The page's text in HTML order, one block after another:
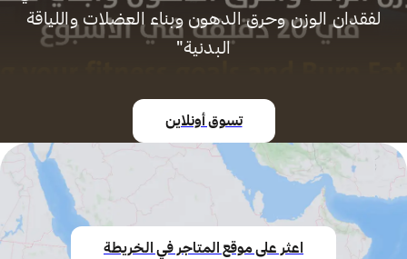
لفقدان الوزن وحرق الدهون وبناء العضلات واللياقة
البدنية"
تسوق أونلاين
اعثر على موقع المتاجر في الخريطة